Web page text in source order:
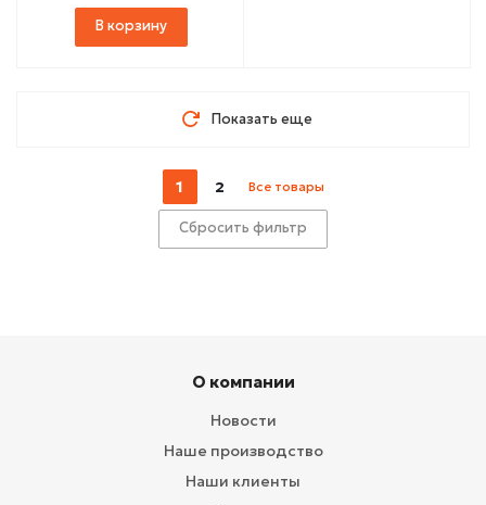
В корзину
Показать еще
1 2 Все товары
Сбросить фильтр
О компании
Новости
Наше производство
Наши клиенты